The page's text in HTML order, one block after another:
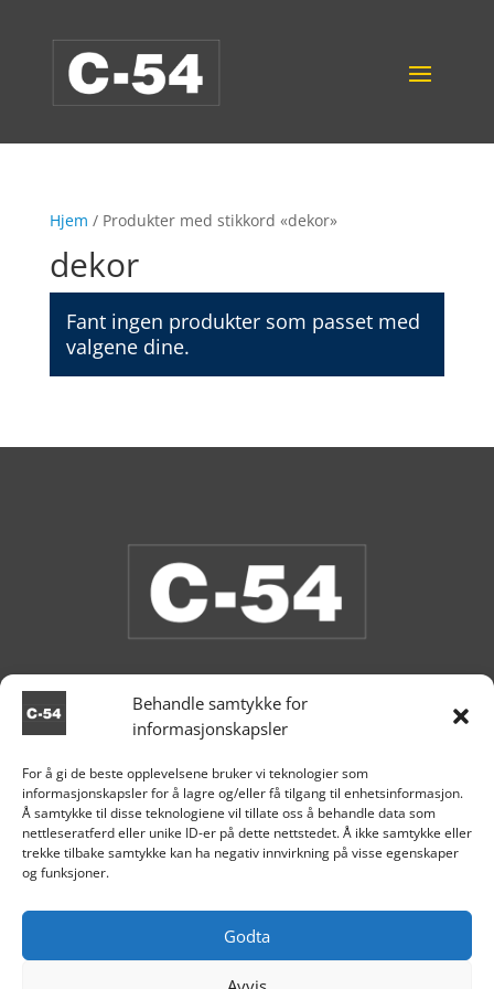
Behandle samtykke for
informasjonskapsler
For å gi de beste opplevelsene bruker vi teknologier som
informasjonskapsler for å lagre og/eller få tilgang til enhetsinformasjon.
Å samtykke til disse teknologiene vil tillate oss å behandle data som
nettleseratferd eller unike ID-er på dette nettstedet. Å ikke samtykke eller
trekke tilbake samtykke kan ha negativ innvirkning på visse egenskaper
og funksjoner.
Godta
Hjem / Produkter med stikkord «dekor»
dekor
Fant ingen produkter som passet med
valgene dine.

Aksdal

+47 995 81 519
 post@c54.no
Org nr. 915 859 313